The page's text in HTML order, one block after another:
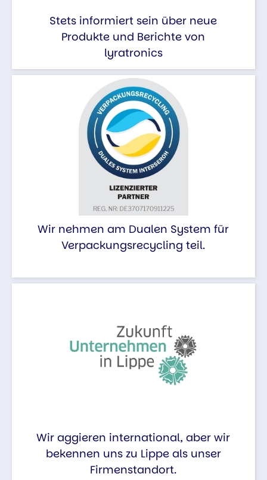
Stets informiert sein über neue
Produkte und Berichte von
lyratronics
Wir nehmen am Dualen System für
Verpackungsrecycling teil.
Wir aggieren international, aber wir
bekennen uns zu Lippe als unser
Firmenstandort.